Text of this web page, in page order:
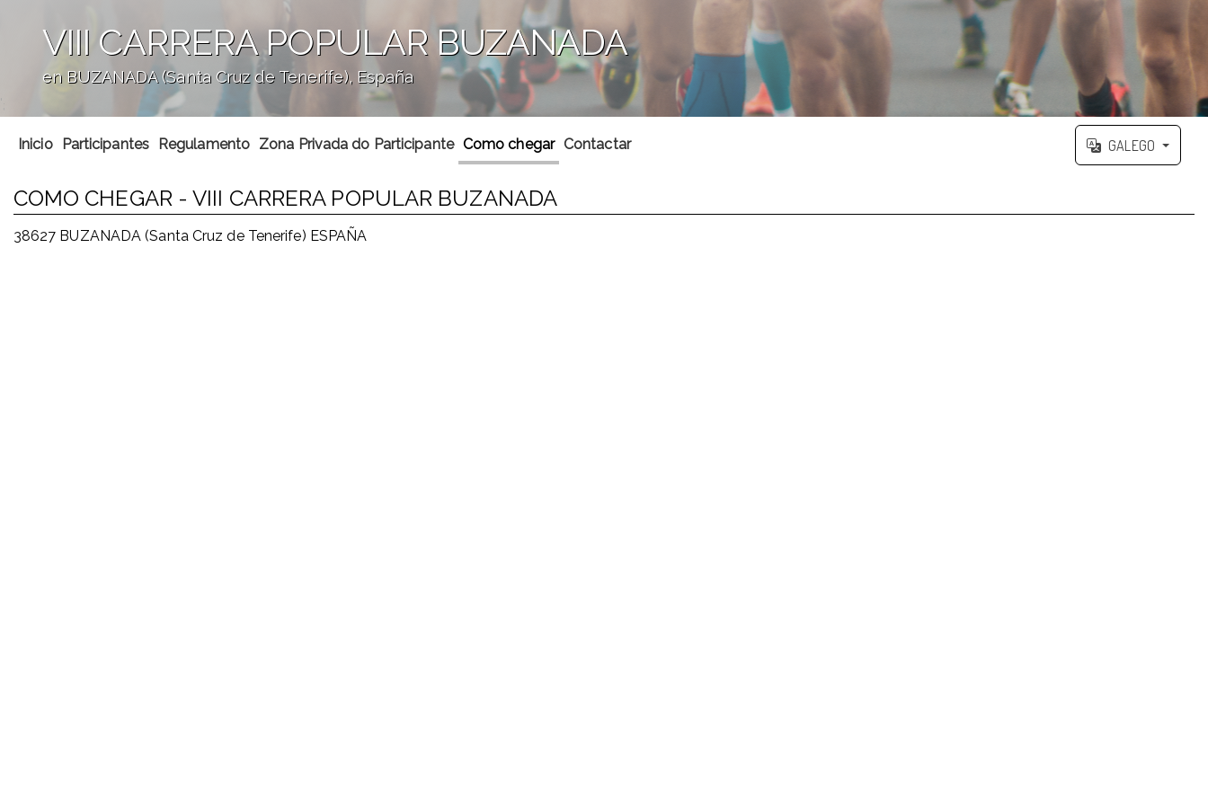
VIII CARRERA POPULAR BUZANADA
en BUZANADA (Santa Cruz de Tenerife), España
';
Inicio Participantes Regulamento Zona Privada do Participante Como chegar Contactar GALEGO
COMO CHEGAR - VIII CARRERA POPULAR BUZANADA
38627 BUZANADA (Santa Cruz de Tenerife) ESPAÑA